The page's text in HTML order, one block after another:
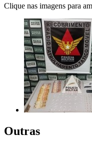
Clique nas imagens para
Outras